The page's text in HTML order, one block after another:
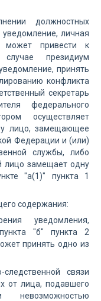
должностных
личная
может привести к
президиум
принять
конфликта
секретарь
федерального
осуществляет
лицо, замещающее
Федерации и (или)
службы, либо
лицо замещает одну
"а(1)" пункта 1
содержания:
уведомления,
"б" пункта 2
принять одно из
связи
от лица, подавшего
невозможностью